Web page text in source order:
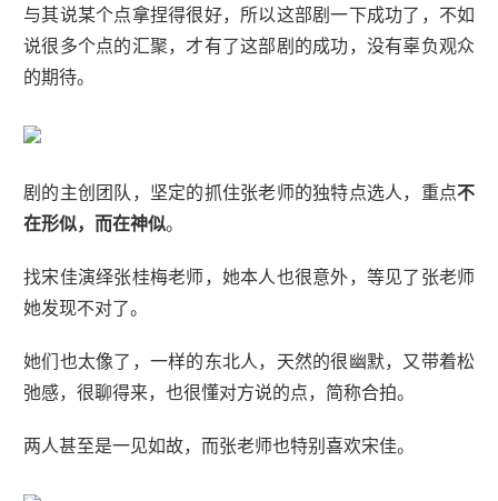
与其说某个点拿捏得很好，所以这部剧一下成功了，不如
说很多个点的汇聚，才有了这部剧的成功，没有辜负观众
的期待。
剧的主创团队，坚定的抓住张老师的独特点选人，重点不
在形似，而在神似。
找宋佳演绎张桂梅老师，她本人也很意外，等见了张老师
她发现不对了。
她们也太像了，一样的东北人，天然的很幽默，又带着松
弛感，很聊得来，也很懂对方说的点，简称合拍。
两人甚至是一见如故，而张老师也特别喜欢宋佳。